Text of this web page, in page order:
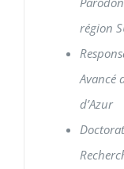
région
Avancé
d’Azur